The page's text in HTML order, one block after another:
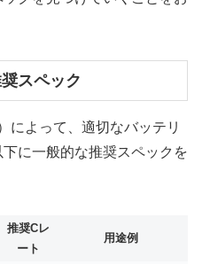
スペック
によって、適切なバッテリ
に一般的な推奨スペックを
推奨Cレ
ート
用途例